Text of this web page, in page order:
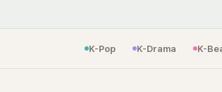
K-Pop K-Drama K-